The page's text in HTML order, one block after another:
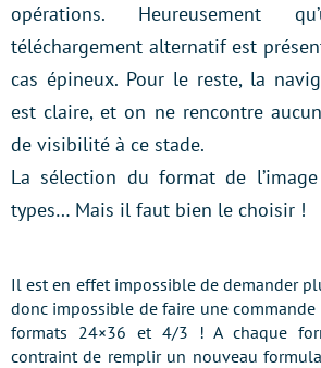
opérations. Heureusement
téléchargement alternatif est
cas épineux. Pour le reste, la
est claire, et on ne rencontre
de visibilité à ce stade.
La sélection du format de
types… Mais il faut bien le choisir !
Il est en effet impossible de demander
donc impossible de faire une
formats 24×36 et 4/3 ! A chaque
contraint de remplir un nouveau